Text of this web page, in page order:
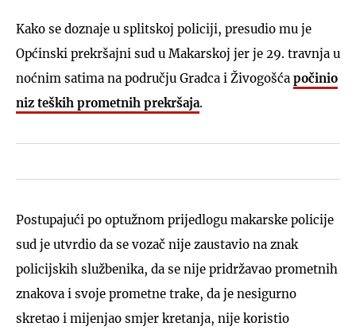
Kako se doznaje u splitskoj policiji, presudio mu je
Općinski prekršajni sud u Makarskoj jer je 29. travnja u
noćnim satima na području Gradca i Živogošća počinio
niz teških prometnih prekršaja.
Postupajući po optužnom prijedlogu makarske policije
sud je utvrdio da se vozač nije zaustavio na znak
policijskih službenika, da se nije pridržavao prometnih
znakova i svoje prometne trake, da je nesigurno
skretao i mijenjao smjer kretanja, nije koristio